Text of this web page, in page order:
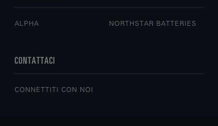
ALPHA NORTHSTAR BATTERIES
CONTATTACI
CONNETTITI CON NOI